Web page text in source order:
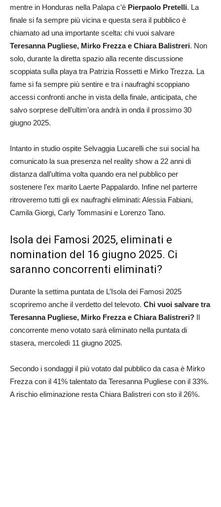
mentre in Honduras nella Palapa c’è Pierpaolo Pretelli. La
finale si fa sempre più vicina e questa sera il pubblico è
chiamato ad una importante scelta: chi vuoi salvare
Teresanna Pugliese, Mirko Frezza e Chiara Balistreri. Non
solo, durante la diretta spazio alla recente discussione
scoppiata sulla playa tra Patrizia Rossetti e Mirko Trezza. La
fame si fa sempre più sentire e tra i naufraghi scoppiano
accessi confronti anche in vista della finale, anticipata, che
salvo sorprese dell’ultim’ora andrà in onda il prossimo 30
giugno 2025.
Intanto in studio ospite Selvaggia Lucarelli che sui social ha
comunicato la sua presenza nel reality show a 22 anni di
distanza dall’ultima volta quando era nel pubblico per
sostenere l’ex marito Laerte Pappalardo. Infine nel parterre
ritroveremo tutti gli ex naufraghi eliminati: Alessia Fabiani,
Camila Giorgi, Carly Tommasini e Lorenzo Tano.
Isola dei Famosi 2025, eliminati e
nomination del 16 giugno 2025. Ci
saranno concorrenti eliminati?
Durante la settima puntata de L’Isola dei Famosi 2025
scopriremo anche il verdetto del televoto. Chi vuoi salvare tra
Teresanna Pugliese, Mirko Frezza e Chiara Balistreri? Il
concorrente meno votato sarà eliminato nella puntata di
stasera, mercoledì 11 giugno 2025.
Secondo i sondaggi il più votato dal pubblico da casa è Mirko
Frezza con il 41% talentato da Teresanna Pugliese con il 33%.
A rischio eliminazione resta Chiara Balistreri con sto il 26%.